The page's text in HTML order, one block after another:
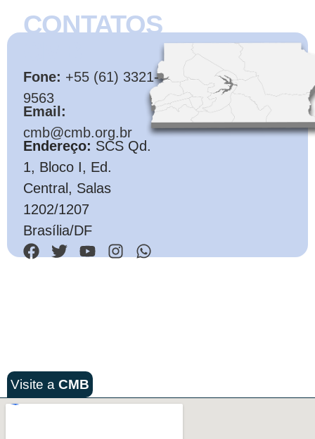
CONTATOS
Fone: +55 (61) 3321-
9563
Email:
cmb@cmb.org.br
Endereço: SCS Qd.
1, Bloco I, Ed.
Central, Salas
1202/1207
Brasília/DF
Visite a CMB